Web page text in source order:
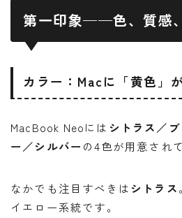
第一印象——色、質感
カラー：Macに「黄色」
MacBook Neoには シトラス／
ー／シルバー の4色が用意され
なかでも注目すべきはシトラス
イエロー系統です。